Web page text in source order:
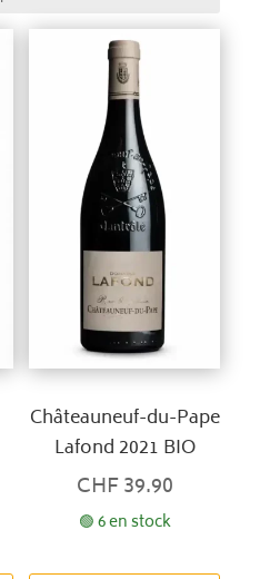
Châteauneuf-du-Pape
Lafond 2021 BIO
CHF39.90
🟢 6 en stock